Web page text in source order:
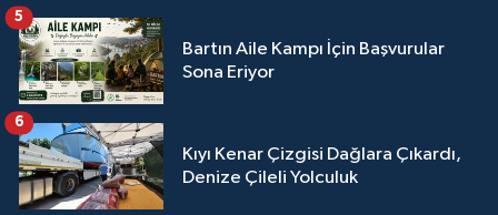
Bartın Aile Kampı İçin Başvurular
Sona Eriyor
5
Kıyı Kenar Çizgisi Dağlara Çıkardı,
Denize Çileli Yolculuk
6